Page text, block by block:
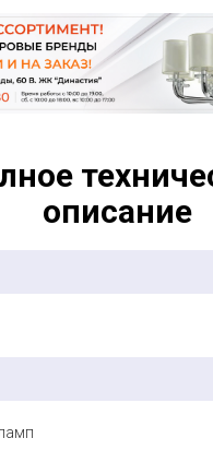
описание